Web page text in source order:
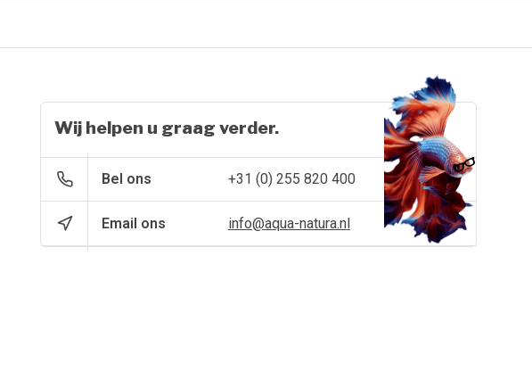
Wij helpen u graag verder.
Bel ons +31 (0) 255 820 400
Email ons info@aqua-natura.nl